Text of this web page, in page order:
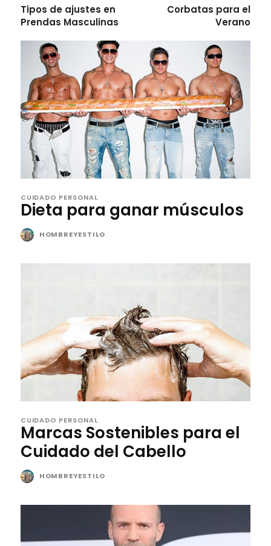
Tipos de ajustes en
Prendas Masculinas
Corbatas para el
Verano
CUIDADO PERSONAL
Dieta para ganar músculos
HOMBREYESTILO
CUIDADO PERSONAL
Marcas Sostenibles para el
Cuidado del Cabello
HOMBREYESTILO